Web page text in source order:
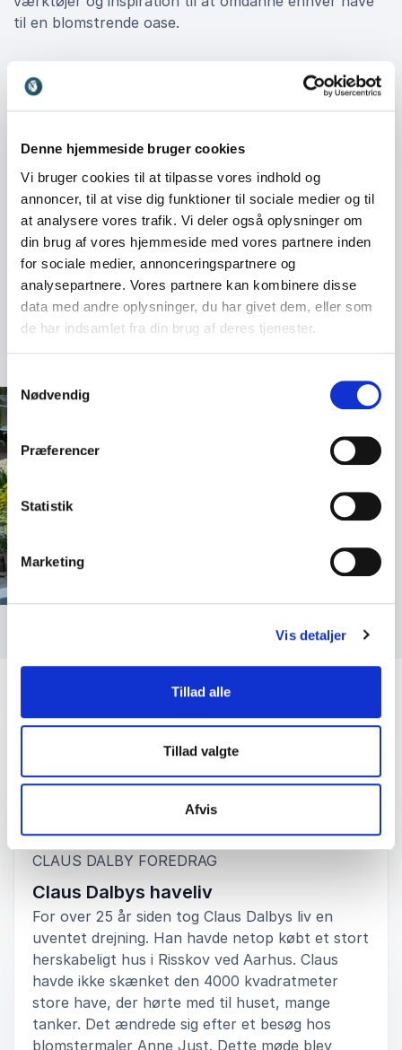
Denne hjemmeside bruger cookies
Vi bruger cookies til at tilpasse vores indhold og
annoncer, til at vise dig funktioner til sociale medier og til
at analysere vores trafik. Vi deler også oplysninger om
din brug af vores hjemmeside med vores partnere inden
for sociale medier, annonceringspartnere og
analysepartnere. Vores partnere kan kombinere disse
data med andre oplysninger, du har givet dem, eller som
de har indsamlet fra din brug af deres tjenester.
Nødvendig
Præferencer
Statistik
Marketing
Vis detaljer
Tillad alle
Tillad valgte
Afvis
til en blomstrende oase.
Book Claus Dalby til jeres næste
Uanset om I ønsker et foredrag for en haveforening,
et kulturelt arrangement eller et større publikum, vil
Claus Dalby skabe en oplevelse, der engagerer og
inspirerer. Han formår at tale til både hjertet og
hænderne – og efter et foredrag med ham vil
deltagerne gå hjem med en lyst til at skabe deres
egne små paradis. Book Claus Dalby og oplev,
hvordan passionen for blomster og havedesign kan
åbne nye perspektiver og bringe glæde i hverdagen.
CLAUS DALBY FOREDRAG
Claus Dalbys haveliv
For over 25 år siden tog Claus Dalbys liv en
uventet drejning. Han havde netop købt et stort
herskabeligt hus i Risskov ved Aarhus. Claus
havde ikke skænket den 4000 kvadratmeter
store have, der hørte med til huset, mange
tanker. Det ændrede sig efter et besøg hos
blomstermaler Anne Just. Dette møde blev